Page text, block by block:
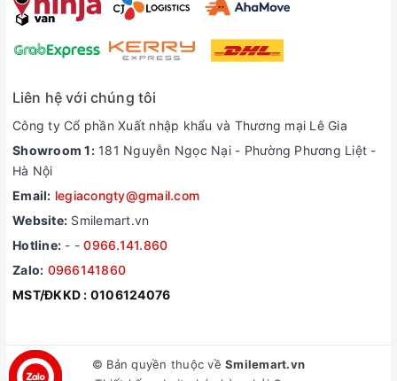
Liên hệ với chúng tôi
Công ty Cổ phần Xuất nhập khẩu và Thương mại Lê Gia
Showroom 1:181 Nguyễn Ngọc Nại - Phường Phương Liệt -
Hà Nội
Email: legiacongty@gmail.com
Website: Smilemart.vn
Hotline: - -0966.141.860
Zalo: 0966141860
MST/ĐKKD : 0106124076
© Bản quyền thuộc vềSmilemart.vn